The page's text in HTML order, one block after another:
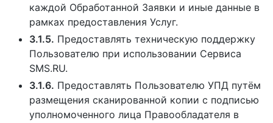
каждой Обработанной Заявки и иные данные в
рамках предоставления Услуг.
3.1.5. Предоставлять техническую поддержку
Пользователю при использовании Сервиса
SMS.RU.
3.1.6. Предоставлять Пользователю УПД путём
размещения сканированной копии с подписью
уполномоченного лица Правообладателя в